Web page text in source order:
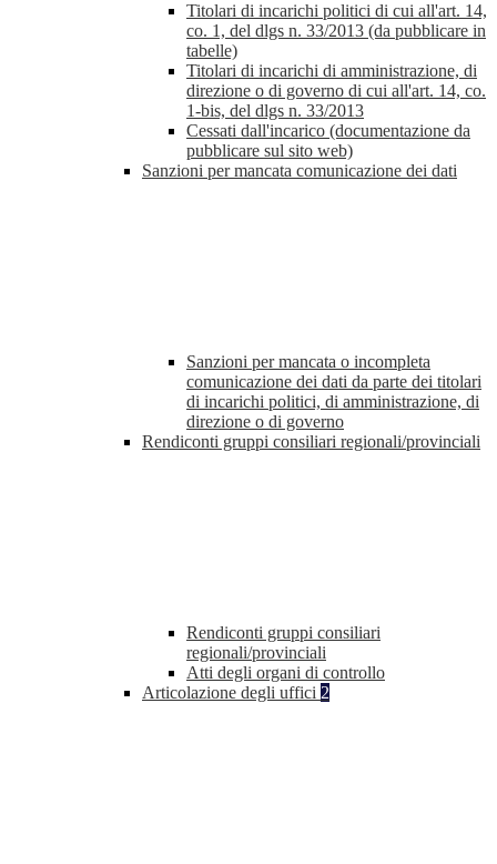
Titolari di incarichi politici di cui all'art. 14,
co. 1, del dlgs n. 33/2013 (da pubblicare in
tabelle)
Titolari di incarichi di amministrazione, di
direzione o di governo di cui all'art. 14, co.
1-bis, del dlgs n. 33/2013
Cessati dall'incarico (documentazione da
pubblicare sul sito web)
Sanzioni per mancata comunicazione dei dati
Sanzioni per mancata o incompleta
comunicazione dei dati da parte dei titolari
di incarichi politici, di amministrazione, di
direzione o di governo
Rendiconti gruppi consiliari regionali/provinciali
Rendiconti gruppi consiliari
regionali/provinciali
Atti degli organi di controllo
Articolazione degli uffici 2